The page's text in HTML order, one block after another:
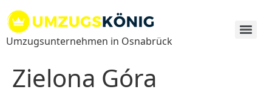
Inhalt
springen
Umzugsunternehmen in Osnabrück
Zielona Góra